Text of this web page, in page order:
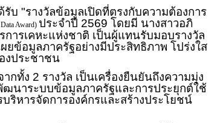
บ "รางวัลข้อมูลเปิดที่ตรงกับความต้องการ
Award) ประจำปี 2569 โดยมี นางสาวอภิ
ารเคหะแห่งชาติ เป็นผู้แทนรับมอบรางวัล
ยข้อมูลภาครัฐอย่างมีประสิทธิภาพ โปร่งใส
งประชาชน
กทั้ง 2 รางวัล เป็นเครื่องยืนยันถึงความมุ่ง
นาระบบข้อมูลภาครัฐและการประยุกต์ใช้
ริหารจัดการองค์กรและสร้างประโยชน์